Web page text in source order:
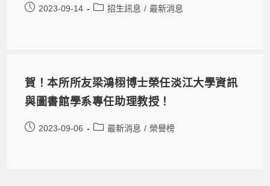
2023-09-14 招生訊息 / 最新消息
賀！本所所友梁鴻栩博士榮任淡江大學資訊
與圖書館學系專任助理教授！
2023-09-06 最新消息 / 榮譽榜